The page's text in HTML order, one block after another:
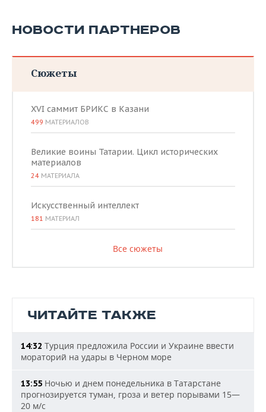
НОВОСТИ ПАРТНЕРОВ
Сюжеты
XVI саммит БРИКС в Казани
499 МАТЕРИАЛОВ
Великие воины Татарии. Цикл исторических
материалов
24 МАТЕРИАЛА
Искусственный интеллект
181 МАТЕРИАЛ
Все сюжеты
ЧИТАЙТЕ ТАКЖЕ
14:32 Турция предложила России и Украине ввести
мораторий на удары в Черном море
13:55 Ночью и днем понедельника в Татарстане
прогнозируется туман, гроза и ветер порывами 15—
20 м/с